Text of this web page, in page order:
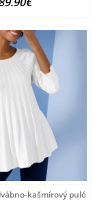
kašmírový